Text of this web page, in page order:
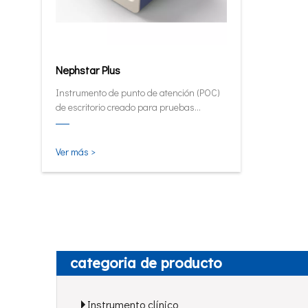
Nephstar Plus
Instrumento de punto de atención (POC)
de escritorio creado para pruebas
rápidas de HbA1C, PCR, mALB y SAA.
Ver más >
categoria de producto
Instrumento clínico